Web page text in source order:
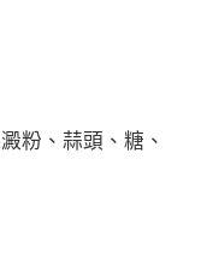
粉、蒜頭、糖、